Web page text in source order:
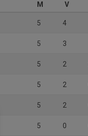
M V
5 4
5 3
5 2
5 2
5 2
5 0